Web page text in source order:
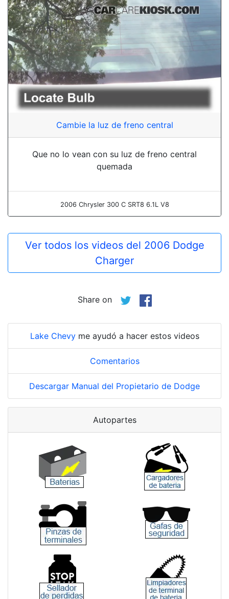
Cambie la luz de freno central
Que no lo vean con su luz de freno central
quemada
2006 Chrysler 300 C SRT8 6.1L V8
Ver todos los videos del 2006 Dodge
Charger
Share on
Lake Chevyme ayudó a hacer estos videos
Comentarios
Descargar Manual del Propietario de Dodge
Autopartes